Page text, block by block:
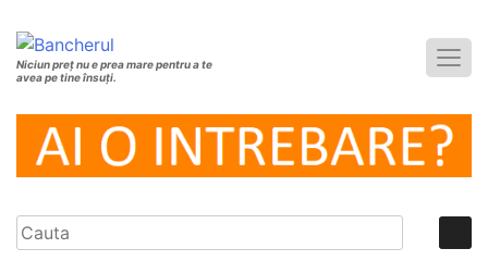
Niciun preț nu e prea mare pentru a te
avea pe tine însuți.